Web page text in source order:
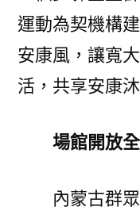
運動為契機構
安康風，讓寬
活，共享安康
場館開放
內蒙古群